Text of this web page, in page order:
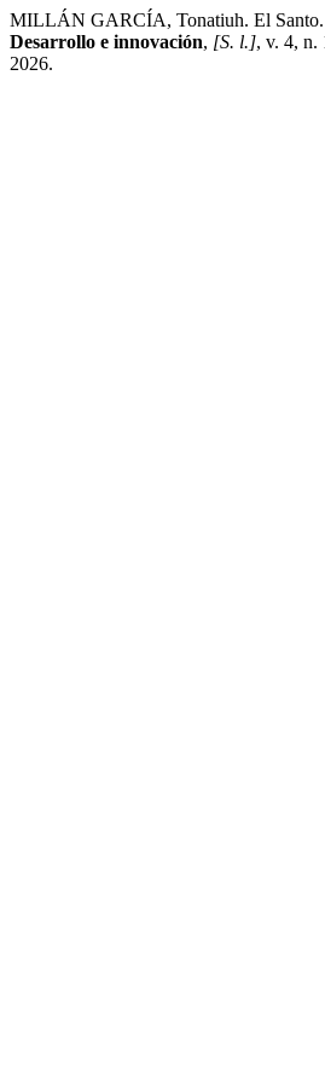
MILLÁN GARCÍA, Tonatiuh. El Santo.
Desarrollo e innovación, [S. l.], v. 4, n.
2026.